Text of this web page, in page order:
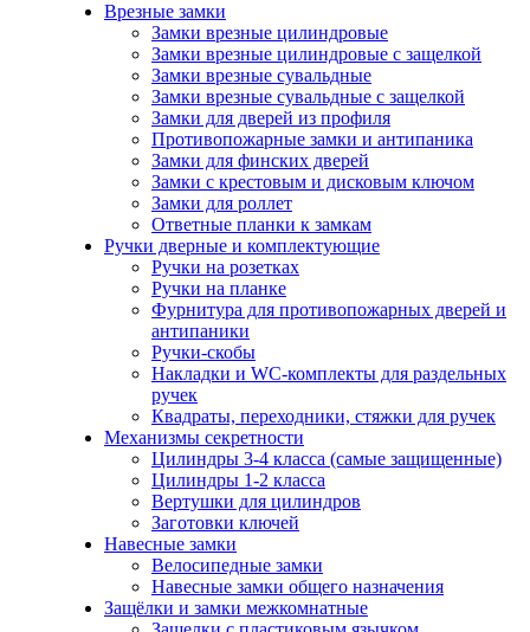
Врезные замки
Замки врезные цилиндровые
Замки врезные цилиндровые с защелкой
Замки врезные сувальдные
Замки врезные сувальдные с защелкой
Замки для дверей из профиля
Противопожарные замки и антипаника
Замки для финских дверей
Замки с крестовым и дисковым ключом
Замки для роллет
Ответные планки к замкам
Ручки дверные и комплектующие
Ручки на розетках
Ручки на планке
Фурнитура для противопожарных дверей и
антипаники
Ручки-скобы
Накладки и WC-комплекты для раздельных
ручек
Квадраты, переходники, стяжки для ручек
Механизмы секретности
Цилиндры 3-4 класса (самые защищенные)
Цилиндры 1-2 класса
Вертушки для цилиндров
Заготовки ключей
Навесные замки
Велосипедные замки
Навесные замки общего назначения
Защёлки и замки межкомнатные